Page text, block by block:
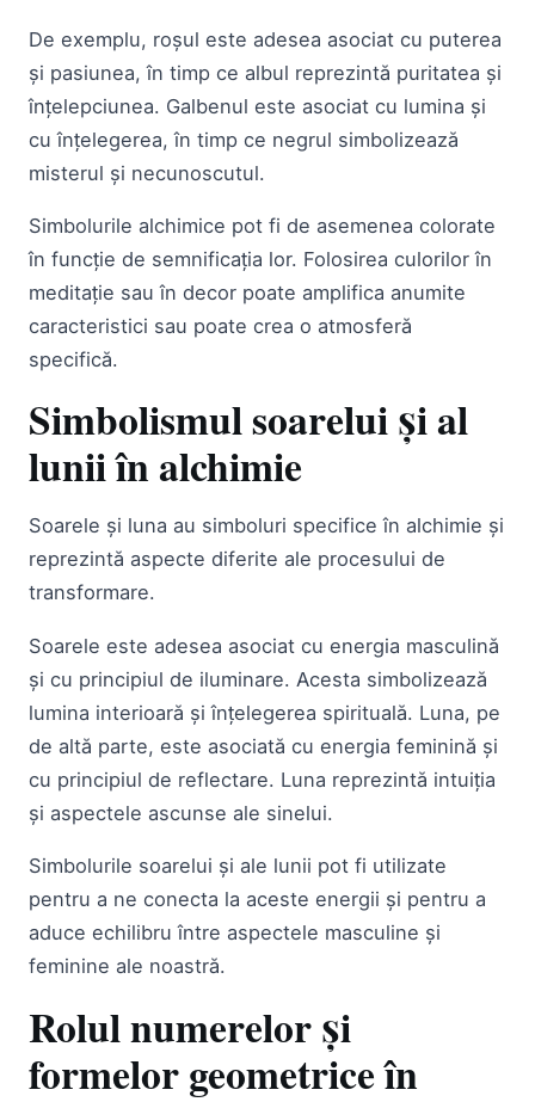
De exemplu, roșul este adesea asociat cu puterea
și pasiunea, în timp ce albul reprezintă puritatea și
înțelepciunea. Galbenul este asociat cu lumina și
cu înțelegerea, în timp ce negrul simbolizează
misterul și necunoscutul.
Simbolurile alchimice pot fi de asemenea colorate
în funcție de semnificația lor. Folosirea culorilor în
meditație sau în decor poate amplifica anumite
caracteristici sau poate crea o atmosferă
specifică.
Simbolismul soarelui și al
lunii în alchimie
Soarele și luna au simboluri specifice în alchimie și
reprezintă aspecte diferite ale procesului de
transformare.
Soarele este adesea asociat cu energia masculină
și cu principiul de iluminare. Acesta simbolizează
lumina interioară și înțelegerea spirituală. Luna, pe
de altă parte, este asociată cu energia feminină și
cu principiul de reflectare. Luna reprezintă intuiția
și aspectele ascunse ale sinelui.
Simbolurile soarelui și ale lunii pot fi utilizate
pentru a ne conecta la aceste energii și pentru a
aduce echilibru între aspectele masculine și
feminine ale noastră.
Rolul numerelor și
formelor geometrice în